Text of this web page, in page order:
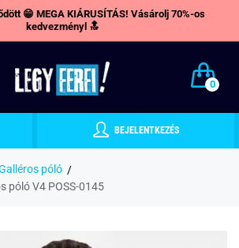
😁 MEGA KIÁRUSÍTÁS! Vásárolj 70%-os
kedvezményl 🔝
0
BEJELENTKEZÉS
póló
póló V4 POSS-0145